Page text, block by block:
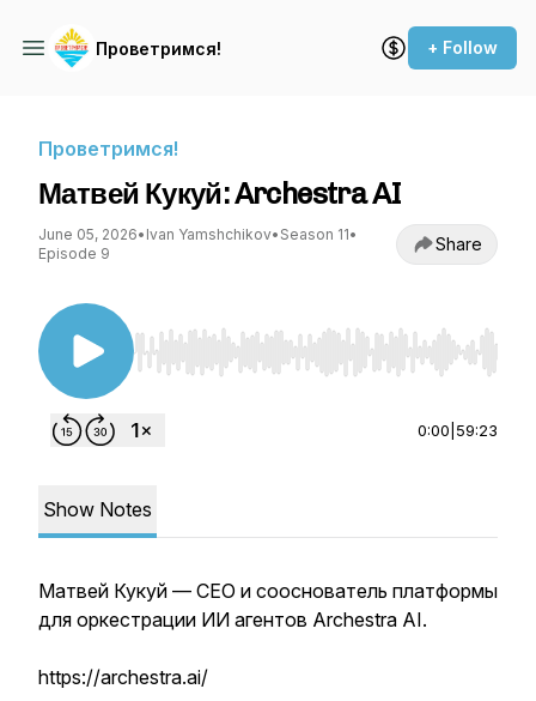
Проветримся! + Follow
Проветримся!
Матвей Кукуй: Archestra AI
June 05, 2026• Ivan Yamshchikov• Season 11•
Episode 9
Share
Use Left/Right to seek, Home/End to jump to
0:00 59:23
Show Notes
Матвей Кукуй — CEO и сооснователь платформы
для оркестрации ИИ агентов Archestra AI.
https://archestra.ai/